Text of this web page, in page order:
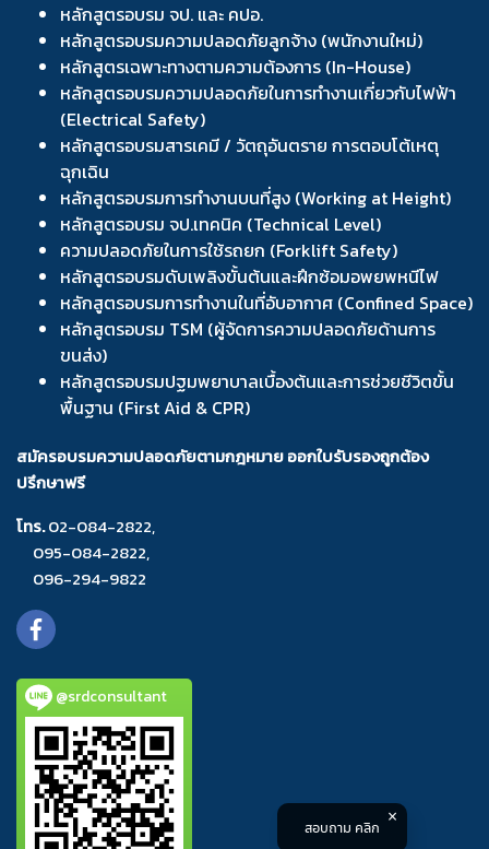
หลักสูตรอบรม จป. และ คปอ.
หลักสูตรอบรมความปลอดภัยลูกจ้าง (พนักงานใหม่)
หลักสูตรเฉพาะทางตามความต้องการ (In-House)
หลักสูตรอบรมความปลอดภัยในการทำงานเกี่ยวกับไฟฟ้า
(Electrical Safety)
หลักสูตรอบรมสารเคมี / วัตถุอันตราย การตอบโต้เหตุ
ฉุกเฉิน
หลักสูตรอบรมการทำงานบนที่สูง (Working at Height)
หลักสูตรอบรม จป.เทคนิค (Technical Level)
ความปลอดภัยในการใช้รถยก (Forklift Safety)
หลักสูตรอบรมดับเพลิงขั้นต้นและฝึกซ้อมอพยพหนีไฟ
หลักสูตรอบรมการทำงานในที่อับอากาศ (Confined Space)
หลักสูตรอบรม TSM (ผู้จัดการความปลอดภัยด้านการ
ขนส่ง)
หลักสูตรอบรมปฐมพยาบาลเบื้องต้นและการช่วยชีวิตขั้น
พื้นฐาน (First Aid & CPR)
สมัครอบรมความปลอดภัยตามกฎหมาย ออกใบรับรองถูกต้อง
ปรึกษาฟรี
โทร.02-084-2822,
095-084-2822,
096-294-9822
@srdconsultant
สอบถาม คลิก